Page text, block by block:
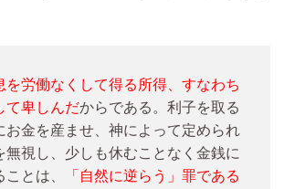
を労働なくして得る所得、すなわち
て卑しんだからである。利子を取る
お金を産ませ、神によって定められ
無視し、少しも休むことなく金銭に
とは、
「自然に逆らう」罪である